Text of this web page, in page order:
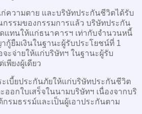
ความตาย และบริษัทประกันชีวิตได้รับ
รรมของกรรมการแล้ว บริษัทประกัน
แทนให้แก่ธนาคารฯ เท่ากับจำนวนหนี้
กู้ยืมเงินในฐานะผู้รับประโยชน์ที่ 1
ะจ่ายให้แก่บริษัทฯ ในฐานะผู้รับ
พียงผู้เดียว
เบี้ยประกันภัยให้แก่บริษัทประกันชีวิต
อกใบเสร็จในนามบริษัทฯ เนื่องจากบริ
รมธรรม์และเป็นผู้เอาประกันตาม